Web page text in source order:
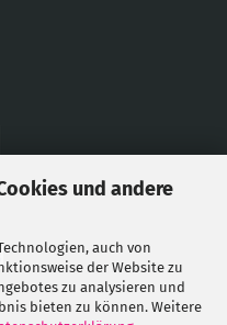
und andere
auch von
der Website zu
zu analysieren und
bieten zu können. Weitere